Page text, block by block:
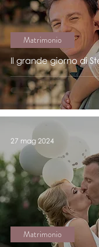
Il grande giorno di
Matrimonio
Matrimonio
27 mag 2024